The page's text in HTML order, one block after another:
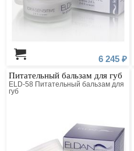
6 245 ₽
Питательный бальзам для губ
ELD-58 Питательный бальзам для
губ